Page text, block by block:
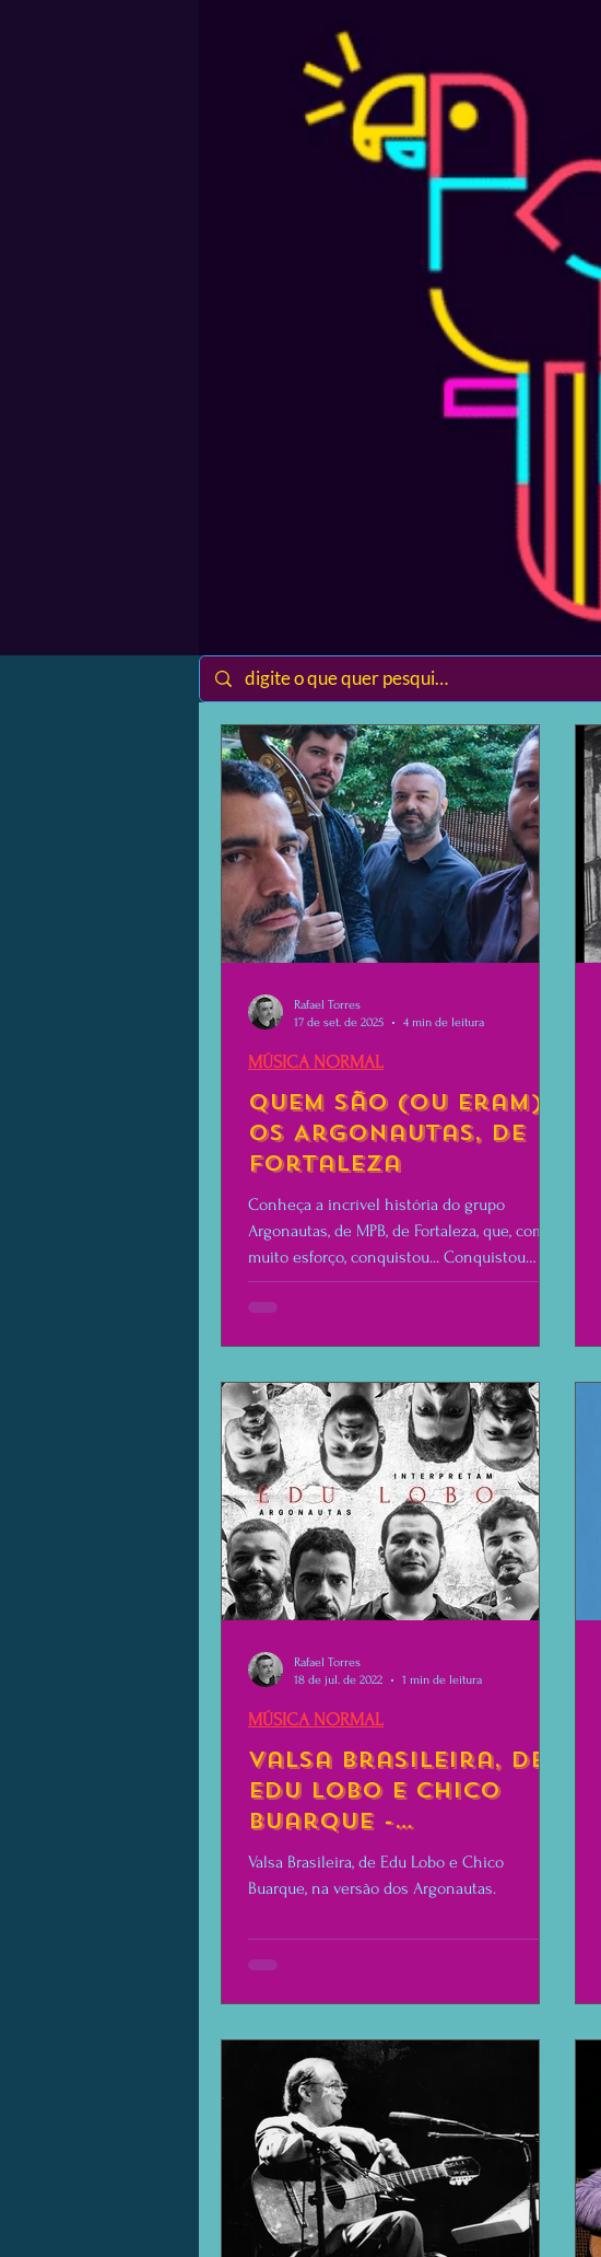
Quem são (ou eram)
os Argonautas, de
Fortaleza
Conheça a incrível história do grupo
Argonautas, de MPB, de Fortaleza, que, com
muito esforço, conquistou... Conquistou
alguma coisa.
MÚSICA NORMAL
Rafael Torres
17 de set. de 2025
4 min de leitura
Valsa Brasileira, de
Edu Lobo e Chico
Buarque -
Argonautas
Interpretam Edu
Valsa Brasileira, de Edu Lobo e Chico
Buarque, na versão dos Argonautas.
MÚSICA NORMAL
Rafael Torres
18 de jul. de 2022
1 min de leitura